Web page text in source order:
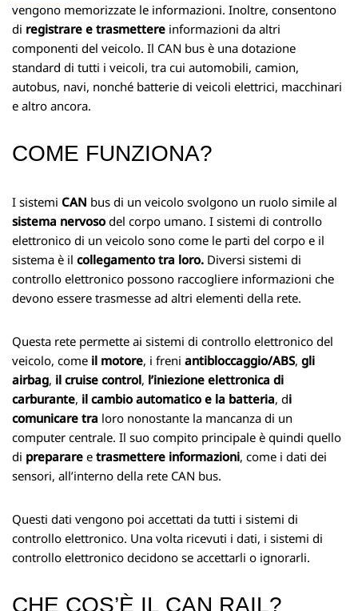
vengono memorizzate le informazioni. Inoltre, consentono
di registrare e trasmettere informazioni da altri
componenti del veicolo. Il CAN bus è una dotazione
standard di tutti i veicoli, tra cui automobili, camion,
autobus, navi, nonché batterie di veicoli elettrici, macchinari
e altro ancora.
COME FUNZIONA?
I sistemi CAN bus di un veicolo svolgono un ruolo simile al
sistema nervoso del corpo umano. I sistemi di controllo
elettronico di un veicolo sono come le parti del corpo e il
sistema è il collegamento tra loro. Diversi sistemi di
controllo elettronico possono raccogliere informazioni che
devono essere trasmesse ad altri elementi della rete.
Questa rete permette ai sistemi di controllo elettronico del
veicolo, come il motore, i freni antibloccaggio/ABS, gli
airbag, il cruise control, l’iniezione elettronica di
carburante, il cambio automatico e la batteria, di
comunicare tra loro nonostante la mancanza di un
computer centrale. Il suo compito principale è quindi quello
di preparare e trasmettere informazioni, come i dati dei
sensori, all’interno della rete CAN bus.
Questi dati vengono poi accettati da tutti i sistemi di
controllo elettronico. Una volta ricevuti i dati, i sistemi di
controllo elettronico decidono se accettarli o ignorarli.
CHE COS’È IL CAN RAIL?